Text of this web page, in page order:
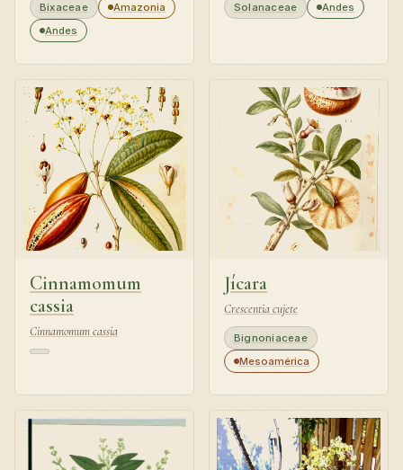
Bixaceae
Amazonia
Andes
Solanaceae Andes
Cinnamomum
cassia
Cinnamomum cassia
Jícara
Crescentia cujete
Bignoniaceae
Mesoamérica